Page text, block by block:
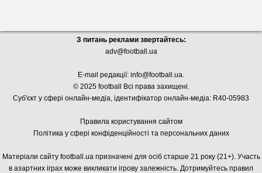
З питань реклами звертайтесь:
adv@football.ua
E-mail редакції: info@football.ua
© 2025 football Всі права захищені.
Суб'єкт у сфері онлайн-медіа, ідентифікатор онлайн-медіа: R40-05983
Правила користування сайтом
Політика у сфері конфіденційності та персональних даних
Матеріали сайту football.ua призначені для осіб старше 21 року (21+). Участь
в азартних іграх може викликати ігрову залежність. Дотримуйтесь правил